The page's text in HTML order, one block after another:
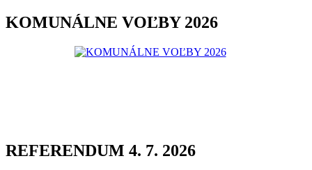
KOMUNÁLNE VOĽBY 2026
REFERENDUM 4. 7. 2026